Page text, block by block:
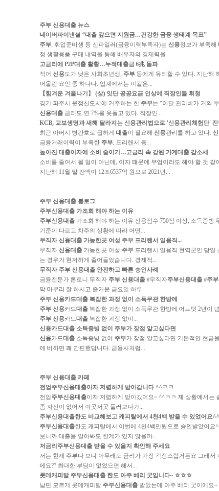
주부 신용대출 뉴스
네이버파이낸셜 “대출 갚으면 지원금…건강한 금융 생태계 목표”
주부, 취업준비생 등 신파일러(금융이력부족자)는 신용정보가 부족해
정 생활용품 구매 내역을 통해 배우자의 경제력을...
고금리에 P2P대출 활황…누적대출금 6兆 돌파
적어 신용도가 낮은 사회초년생, 주부 등에게 유리할 수 있다. 지난해
어올린 요인 중 하나다. 업계에서는 이같은...
【힘겨운 겨울나기】 (상) 잇단 공공요금 인상에 직장인들 휘청
경기 파주시 운정신도시에 거주하는 한 주부는 "이달 관리비가 거의
신용대출 금리도 연 7%를 웃돌고 있다. 직장인...
KCB, 교보생명과 새해 달라지는 신용관리법으로 '신용관리체험단'
최근 아버지 병간호로 급하게 대출이 필요해 신용관리를 하고 있다.
금융거래이력이 부족한 주부, 프리랜서 등...
높아진 대출이자에 소비 줄이기…고금리 속 강원 가계 대출 감소세
소비를 줄여서 될 일이 아닌데, 이자 때문에 부업이라도 해야 할 것
지난해 11월 말 잔액이 12조6537억 원으로 2021년...
주부 신용대출 블로그
주부신용대출 가조회 해야 하는 이유
주부신용대출 가조회 해야 하는 이유 신용점수 750점 이상, 소득증
기준이 다르고 차주의 상황에 따라 어떤...
무직자신용대출 가능한곳 여성 주부 프리랜서 일용직...
무직자 신용대출 가능한곳 여성 주부 프리랜서 일용직 현역군인 당일
는 경우가 현저하게 줄어들었습니다. 경제적...
무직자 주부 신용대출 안전하고 빠른 승인사례
금융전문가 론로니 무직자 주부 신용대출 #무직자주부신용대출 #주
막 마무리 잘 하시고 즐거운 금요일 하루...
주부 신용카드대출 복잡한 과정 없이 소득무관 한방에
주부 신용카드대출 복잡한 과정 없이 소득무관 한방에 어느덧 2년이
주부 신용카드대출 복잡한 과정 없이...
신용카드대출 소득증빙 없이 주부가 장점 알고싶다면
신용카드대출 소득증빙 없이 주부가 장점 알고싶다면 기본적인 현금
에 비하면 꽤 간편했답니다. 금융사처럼...
주부 신용대출 카페
전업 주부신용대출이자 저렴하게 받아갑니다 ^^ㅋㅋ
전업 주부신용대출이자 저렴하게 받아갔어요~ ^^ㅋㅋ 제 상황에서는
좀 자신이 없어서 이곳저곳 둘러보다가...
주부신용대출한도 비교해보고 캐피탈에서 4천4백 받을 수 있었어요^^
주부신용대출한도 캐피탈에서 이번에 4천4백만원으로 승인받았어
보니까 대출을 알아봐도 한계가 있지 않을까...
저금리 주부신용대출 받을 수 있을지 확인해 주세요
저는 현재 주부다 보니 아무래도 금리가 가장 걱정스럽거든요 그래서
에요?? 최대한 부담이 없었으면 해서...
롯데캐피탈 주부신용대출 한도 아주 베리 굿입니다~ ㅎㅎㅎ
남편 모르게 롯데캐피탈 주부신용대출 받았는데 아주 베리 굿이에요